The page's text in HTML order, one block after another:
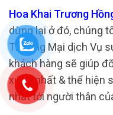
Hoa Khai Trương
dừng lại ở đó, chúng
Thương Mại dịch Vụ
khách hàng sẽ giúp
xứng nhất & thể hiện
nhất tới người thân